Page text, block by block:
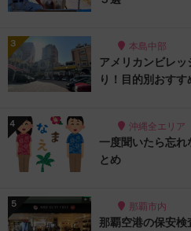
本島中部
アメリカンビレ
り！目的別おす
沖縄全エリア
一度聞いたら忘れ
とめ
那覇市内
那覇空港の保安検